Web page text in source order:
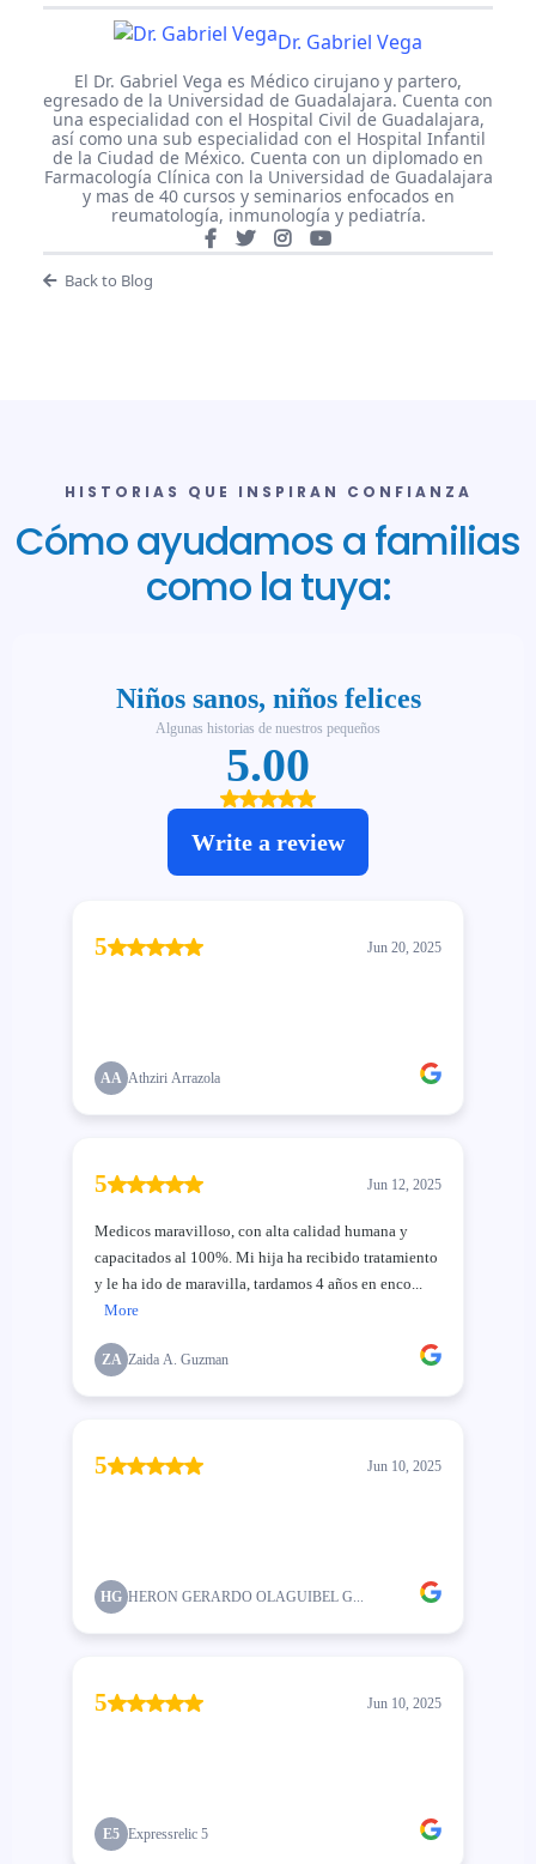
Dr. Gabriel Vega
El Dr. Gabriel Vega es Médico cirujano y partero,
egresado de la Universidad de Guadalajara. Cuenta con
una especialidad con el Hospital Civil de Guadalajara,
así como una sub especialidad con el Hospital Infantil
de la Ciudad de México. Cuenta con un diplomado en
Farmacología Clínica con la Universidad de Guadalajara
y mas de 40 cursos y seminarios enfocados en
reumatología, inmunología y pediatría.
Back to Blog
HISTORIAS QUE INSPIRAN CONFIANZA
Cómo ayudamos a familias
como la tuya: